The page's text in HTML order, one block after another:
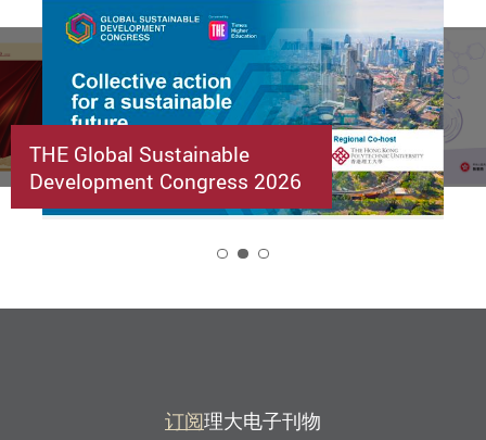
THE Global Sustainable
Development Congress 2026
订阅理大电子刊物